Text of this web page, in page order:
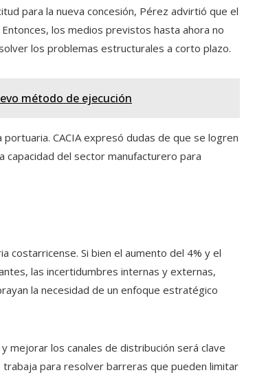
para la nueva concesión, Pérez advirtió que el
los medios previstos hasta ahora no
los problemas estructurales a corto plazo.
método de ejecución
CACIA expresó dudas de que se logren
capacidad del sector manufacturero para
costarricense. Si bien el aumento del 4% y el
las incertidumbres internas y externas,
la necesidad de un enfoque estratégico
mejorar los canales de distribución será clave
trabaja para resolver barreras que pueden limitar